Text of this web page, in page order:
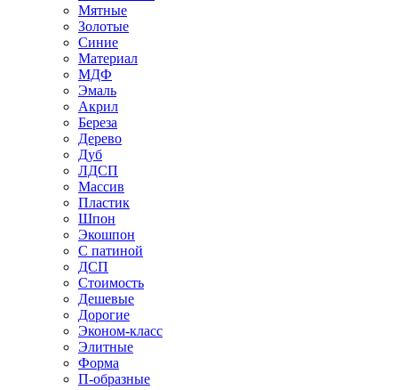
Мятные
Золотые
Синие
Материал
МДФ
Эмаль
Акрил
Береза
Дерево
Дуб
ЛДСП
Массив
Пластик
Шпон
Экошпон
С патиной
ДСП
Стоимость
Дешевые
Дорогие
Эконом-класс
Элитные
Форма
П-образные